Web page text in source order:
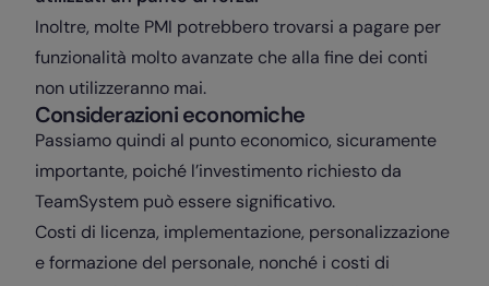
Inoltre, molte PMI potrebbero trovarsi a pagare per
funzionalità molto avanzate che alla fine dei conti
non utilizzeranno mai.
Considerazioni economiche
Passiamo quindi al punto economico, sicuramente
importante, poiché l’investimento richiesto da
TeamSystem può essere significativo.
Costi di licenza, implementazione, personalizzazione
e formazione del personale, nonché i costi di